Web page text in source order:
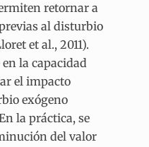
retornar a
al disturbio
et al., 2011).
la capacidad
el impacto
exógeno
la práctica, se
del valor